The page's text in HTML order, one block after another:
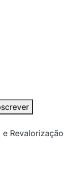
Revalorização